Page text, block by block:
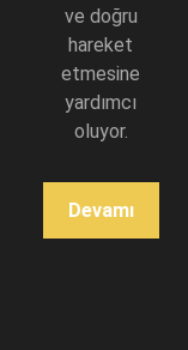
ve doğru
hareket
etmesine
yardımcı
oluyor.
Devamı